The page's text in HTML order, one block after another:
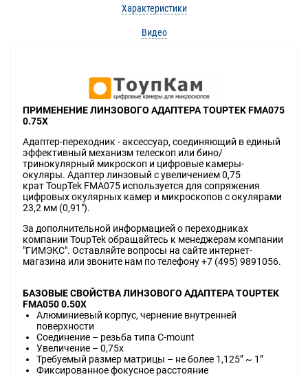
Характеристики
Видео
ПРИМЕНЕНИЕ ЛИНЗОВОГО АДАПТЕРА TOUPTEK FMA075
0.75X
Адаптер-переходник - аксессуар, соединяющий в единый
эффективный механизм телескоп или бино/
тринокулярный микроскоп и цифровые камеры-
окуляры. Адаптер линзовый с увеличением 0,75
крат ToupTek FMA075 используется для сопряжения
цифровых окулярных камер и микроскопов с окулярами
23,2 мм (0,91").
За дополнительной информацией о переходниках
компании ToupTek обращайтесь к менеджерам компании
"ГИМЭКС". Оставляйте вопросы на сайте интернет-
магазина или звоните нам по телефону +7 (495) 9891056.
БАЗОВЫЕ СВОЙСТВА ЛИНЗОВОГО АДАПТЕРА TOUPTEK
FMA050 0.50X
Алюминиевый корпус, чернение внутренней
поверхности
Соединение – резьба типа C-mount
Увеличение – 0,75x
Требуемый размер матрицы – не более 1,125” ~ 1”
Фиксированное фокусное расстояние